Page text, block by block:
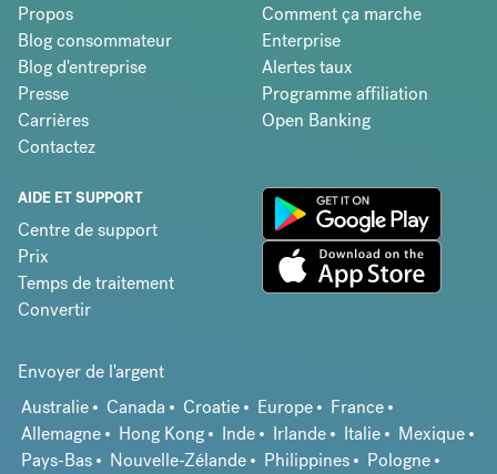
Propos
Blog consommateur
Blog d'entreprise
Presse
Carrières
Contactez
Comment ça marche
Enterprise
Alertes taux
Programme affiliation
Open Banking
AIDE ET SUPPORT
Centre de support
Prix
Temps de traitement
Convertir
Envoyer de l'argent
Australie
Canada Croatie Europe
France
Allemagne
Hong Kong Inde Irlande Italie
Mexique
Pays-Bas
Nouvelle-Zélande Philippines
Pologne